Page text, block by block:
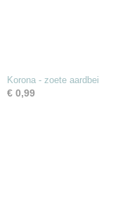
Korona - zoete aardbei
€ 0,99